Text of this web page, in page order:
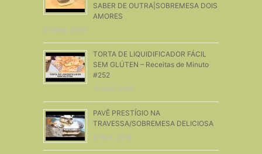
SABER DE OUTRA|SOBREMESA DOIS
AMORES
21 Maio, 2020
TORTA DE LIQUIDIFICADOR FÁCIL
SEM GLÚTEN – Receitas de Minuto
#252
11 Abril, 2016
PAVÊ PRESTÍGIO NA
TRAVESSA/SOBREMESA DELICIOSA
8 Abril, 2018